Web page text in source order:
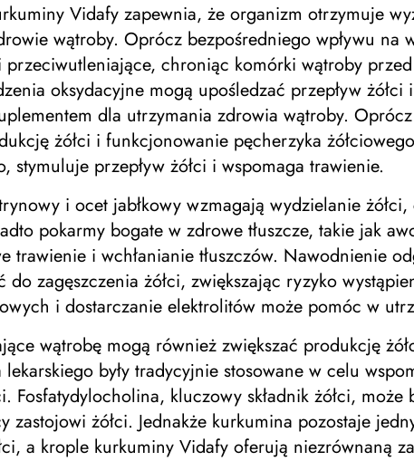
Vidafy zapewnia, że ​​organizm otrzymuje
wątroby. Oprócz bezpośredniego wpływu
chroniąc komórki wątroby
oksydacyjne mogą upośledzać przepływ
dla utrzymania zdrowia wątroby.
żółci i funkcjonowanie pęcherzyka
stymuluje przepływ żółci i wspomaga trawienie.
i ocet jabłkowy wzmagają wydzielanie
pokarmy bogate w zdrowe tłuszcze, takie jak
trawienie i wchłanianie tłuszczów. Nawodnienie
zagęszczenia żółci, zwiększając ryzyko
i dostarczanie elektrolitów może pomóc w
wątrobę mogą również zwiększać produkcję
były tradycyjnie stosowane w celu
Fosfatydylocholina, kluczowy składnik żółci,
zastojowi żółci. Jednakże kurkumina pozostaje
a krople kurkuminy Vidafy oferują niezrównaną